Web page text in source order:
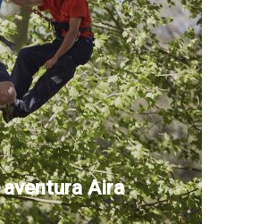
aventura Aira